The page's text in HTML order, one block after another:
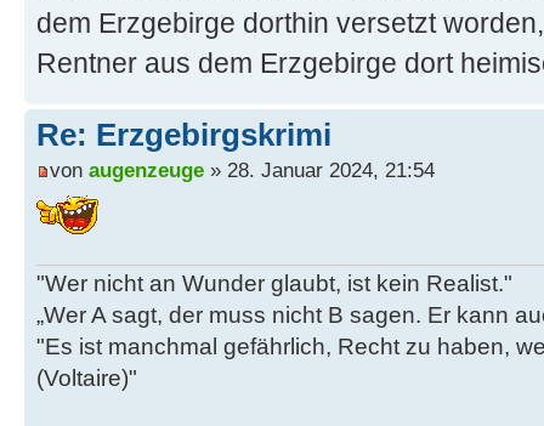
dem Erzgebirge dorthin versetzt
Rentner aus dem Erzgebirge dort
Re: Erzgebirgskrimi
von augenzeuge » 28. Januar 2024, 21:54
"Wer nicht an Wunder glaubt, ist kein Realist."
„Wer A sagt, der muss nicht B sagen. Er kann
"Es ist manchmal gefährlich, Recht zu haben,
(Voltaire)"